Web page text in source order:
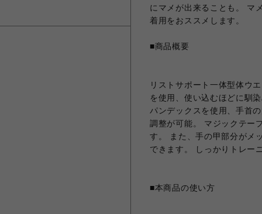
にマメが出来ることも。 マ
着用をおススメします。
■商品概要
リストサポート一体型体ウ
を使用、使い込むほどに馴
パンデックスを使用、手首
調整が可能。 マジックテー
す。 また、手の甲部分がメ
できます。 しっかりトレー
■本商品の使い方